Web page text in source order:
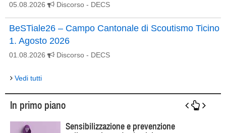
05.08.2026 Discorso - DECS
BeSTiale26 – Campo Cantonale di Scoutismo Ticino
1. Agosto 2026
01.08.2026 Discorso - DECS
Vedi tutti
In primo piano
Sensibilizzazione e prevenzione